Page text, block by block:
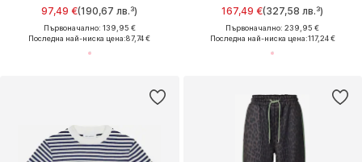
97,49 €(190,67 лв.³)
Първоначално: 139,95 €
Последна най-ниска цена:87,74 €
167,49 €(327,58 лв.³)
Първоначално: 239,95 €
Последна най-ниска цена:117,24 €